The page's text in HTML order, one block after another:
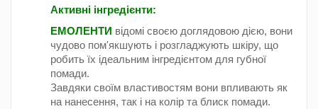
Активні інгредієнти:
ЕМОЛЕНТИ відомі своєю доглядовою дією, вони
чудово пом'якшують і розгладжують шкіру, що
робить їх ідеальним інгредієнтом для губної
помади.
Завдяки своїм властивостям вони впливають як
на нанесення, так і на колір та блиск помади.